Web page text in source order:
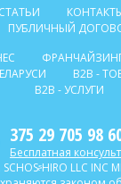
ПУБЛИЧНЫЙ
B2B -
B2B - УСЛУГИ
375 29 705 98
Бесплатная
LLC